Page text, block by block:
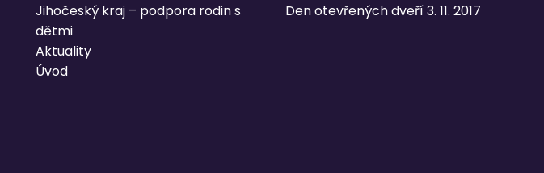
Jihočeský kraj – podpora rodin s
dětmi
Aktuality
Úvod
Den otevřených dveří 3. 11. 2017